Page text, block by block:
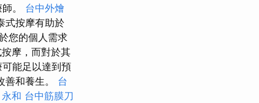
。 台中外燴
式按摩有助於
您的個人需求
摩，而對於其
能足以達到預
和養生。 台
和 台中筋膜刀